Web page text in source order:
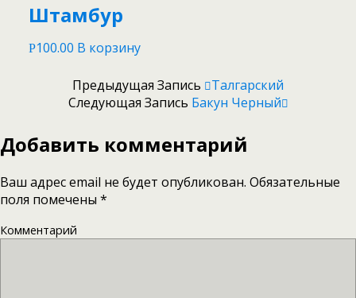
Штамбур
Р100.00 В корзину
Предыдущая Запись
Талгарский
Следующая Запись Бакун Черный
Добавить комментарий
Ваш адрес email не будет опубликован. Обязательные
поля помечены *
Комментарий